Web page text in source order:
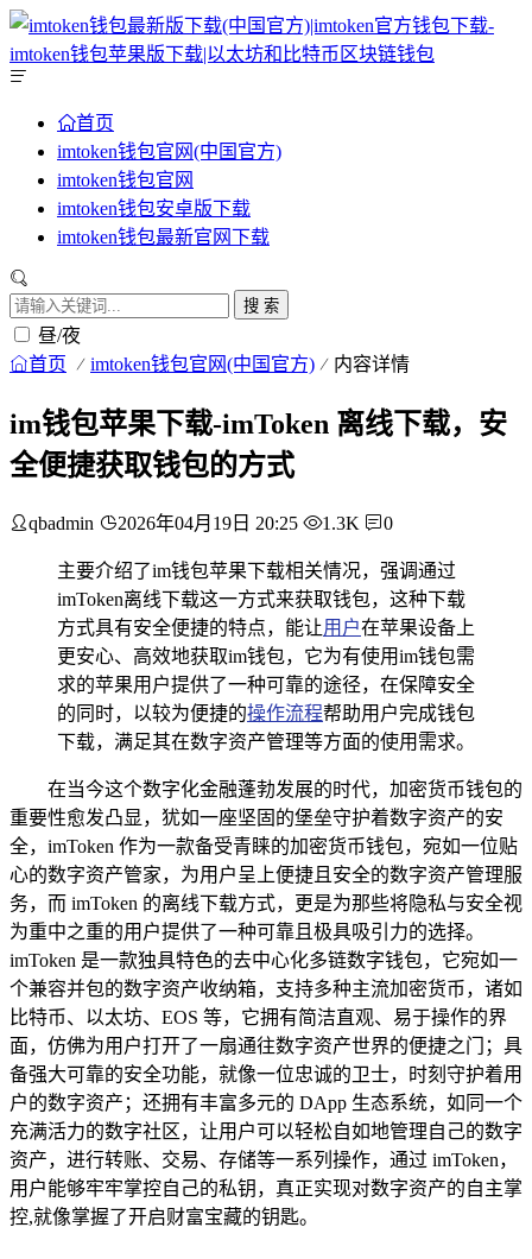
首页
imtoken钱包官网(中国官方)
imtoken钱包官网
imtoken钱包安卓版下载
imtoken钱包最新官网下载
搜 索
昼/夜
首页 imtoken钱包官网(中国官方) 内容详情
im钱包苹果下载-imToken 离线下载，安
全便捷获取钱包的方式
qbadmin 2026年04月19日 20:25 1.3K 0
主要介绍了im钱包苹果下载相关情况，强调通过
imToken离线下载这一方式来获取钱包，这种下载
方式具有安全便捷的特点，能让用户在苹果设备上
更安心、高效地获取im钱包，它为有使用im钱包需
求的苹果用户提供了一种可靠的途径，在保障安全
的同时，以较为便捷的操作流程帮助用户完成钱包
下载，满足其在数字资产管理等方面的使用需求。
在当今这个数字化金融蓬勃发展的时代，加密货币钱包的
重要性愈发凸显，犹如一座坚固的堡垒守护着数字资产的安
全，imToken 作为一款备受青睐的加密货币钱包，宛如一位贴
心的数字资产管家，为用户呈上便捷且安全的数字资产管理服
务，而 imToken 的离线下载方式，更是为那些将隐私与安全视
为重中之重的用户提供了一种可靠且极具吸引力的选择。
imToken 是一款独具特色的去中心化多链数字钱包，它宛如一
个兼容并包的数字资产收纳箱，支持多种主流加密货币，诸如
比特币、以太坊、EOS 等，它拥有简洁直观、易于操作的界
面，仿佛为用户打开了一扇通往数字资产世界的便捷之门；具
备强大可靠的安全功能，就像一位忠诚的卫士，时刻守护着用
户的数字资产；还拥有丰富多元的 DApp 生态系统，如同一个
充满活力的数字社区，让用户可以轻松自如地管理自己的数字
资产，进行转账、交易、存储等一系列操作，通过 imToken，
用户能够牢牢掌控自己的私钥，真正实现对数字资产的自主掌
控,就像掌握了开启财富宝藏的钥匙。